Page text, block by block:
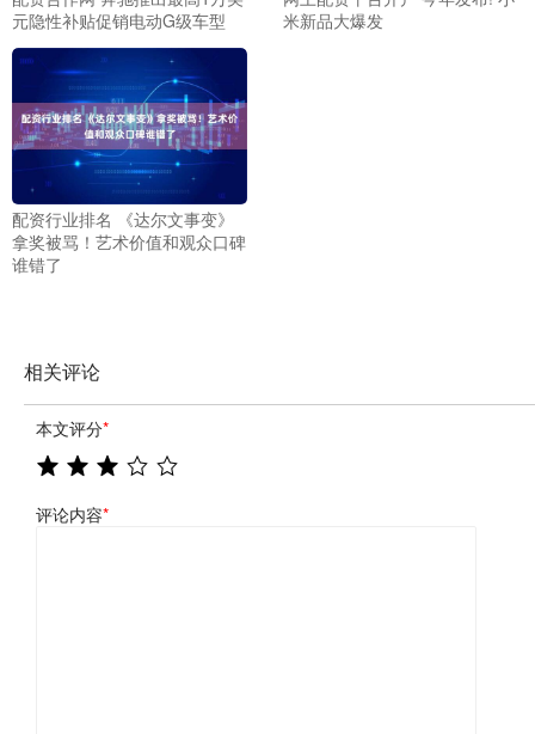
元隐性补贴促销电动G级车型
米新品大爆发
配资行业排名 《达尔文事变》
拿奖被骂！艺术价值和观众口碑
谁错了
相关评论
本文评分*
评论内容*